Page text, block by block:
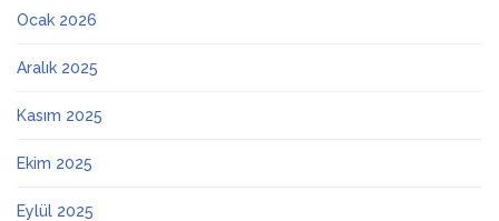
Ocak 2026
Aralık 2025
Kasım 2025
Ekim 2025
Eylül 2025